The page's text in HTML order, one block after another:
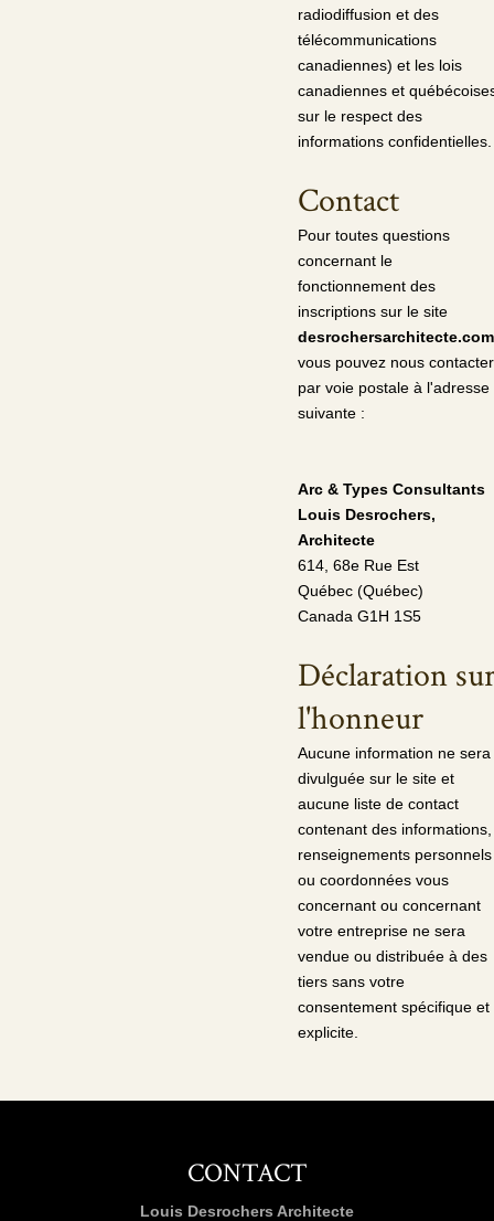
radiodiffusion et des
télécommunications
canadiennes) et les lois
canadiennes et
sur le respect des
informations confidentielles.
Contact
Pour toutes questions
concernant le
fonctionnement des
inscriptions sur le site
desrochersarchitecte.com
vous pouvez nous contacter
par voie postale à l'adresse
suivante :
Arc & Types Consultants
Louis Desrochers,
Architecte
614, 68e Rue Est
Québec (Québec)
Canada G1H 1S5
Déclaration
l'honneur
Aucune information ne sera
divulguée sur le site et
aucune liste de contact
contenant des informations,
renseignements personnels
ou coordonnées vous
concernant ou concernant
votre entreprise ne sera
vendue ou distribuée à des
tiers sans votre
consentement spécifique et
explicite.
CONTACT
Louis Desrochers Architecte